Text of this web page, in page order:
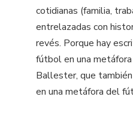
cotidianas (familia,
entrelazadas con
revés. Porque hay
fútbol en una
Ballester, que
en una metáfora del